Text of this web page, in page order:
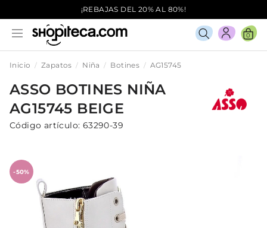
¡REBAJAS DEL 20% AL 80%!
0
Inicio Zapatos Niña Botines AG15745
ASSO BOTINES NIÑA
AG15745 BEIGE
Código artículo: 63290-39
-50%